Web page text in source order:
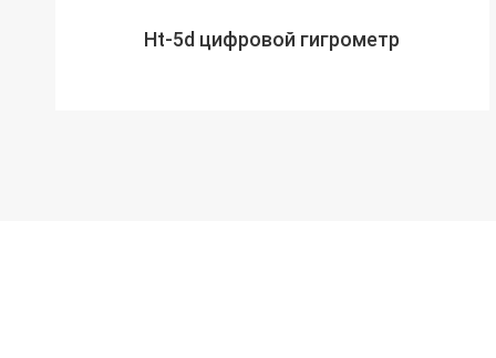
Ht-5d цифровой гигрометр